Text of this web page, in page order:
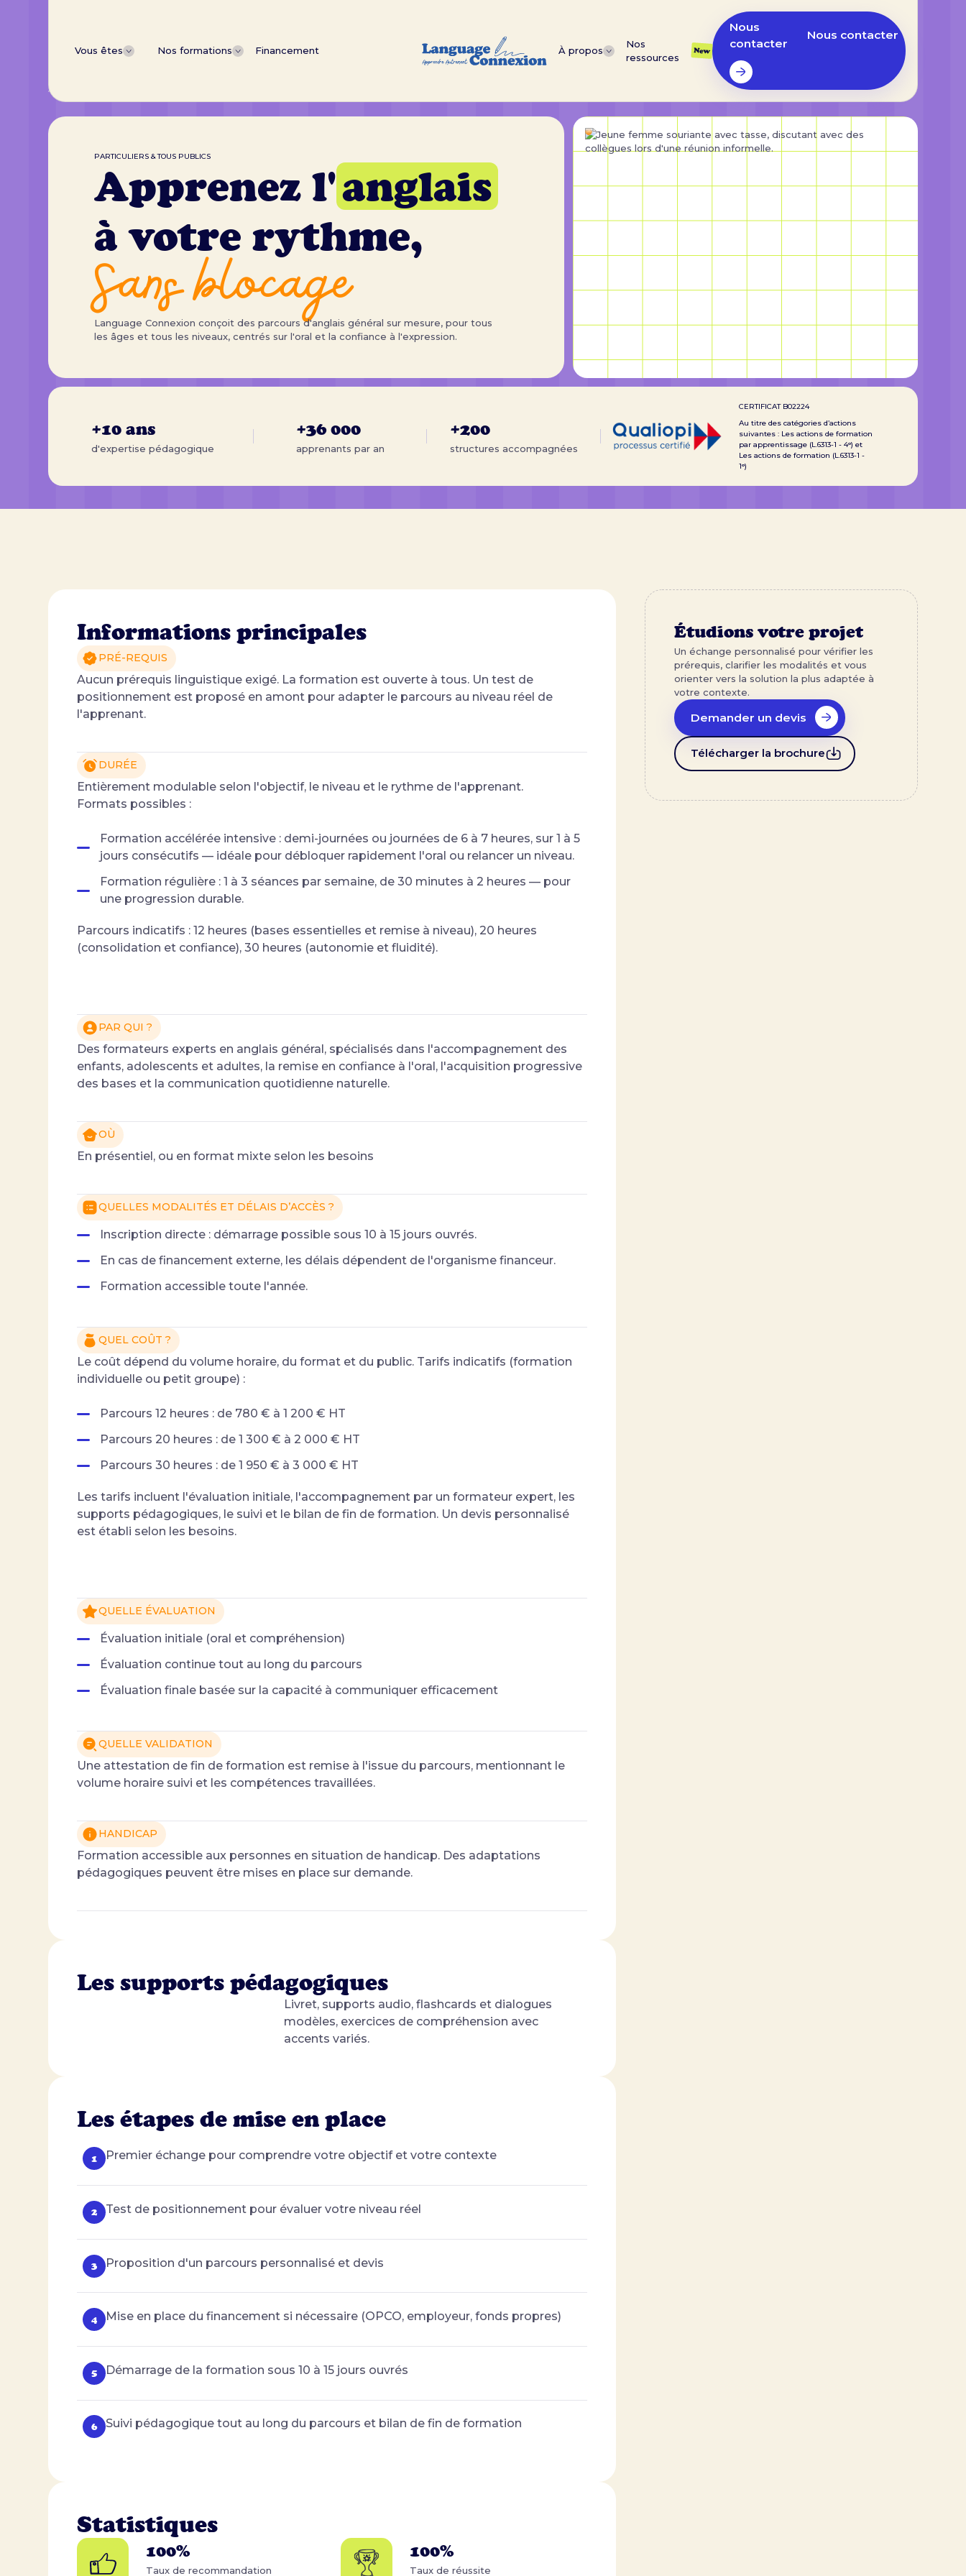
Vous êtes Nos formations Financement À propos
Nos
ressources
New
Nous
contacter
Nous contacter
ACCUEIL
PARTICULIERS & TOUS PUBLICS
Apprenez l'anglais
à votre rythme,
Sans blocage
Language Connexion conçoit des parcours d'anglais général sur mesure, pour tous
les âges et tous les niveaux, centrés sur l'oral et la confiance à l'expression.
+10 ans
d'expertise pédagogique
+36 000
apprenants par an
+200
structures accompagnées
CERTIFICAT B02224
Au titre des catégories d’actions
suivantes : Les actions de formation
par apprentissage (L.6313-1 - 4°) et
Les actions de formation (L.6313-1 -
1°)
Informations principales
PRÉ-REQUIS
Aucun prérequis linguistique exigé. La formation est ouverte à tous. Un test de
positionnement est proposé en amont pour adapter le parcours au niveau réel de
l'apprenant.
DURÉE
Entièrement modulable selon l'objectif, le niveau et le rythme de l'apprenant.
Formats possibles :
Formation accélérée intensive : demi-journées ou journées de 6 à 7 heures, sur 1 à 5
jours consécutifs — idéale pour débloquer rapidement l'oral ou relancer un niveau.
Formation régulière : 1 à 3 séances par semaine, de 30 minutes à 2 heures — pour
une progression durable.
Parcours indicatifs : 12 heures (bases essentielles et remise à niveau), 20 heures
(consolidation et confiance), 30 heures (autonomie et fluidité).
PAR QUI ?
Des formateurs experts en anglais général, spécialisés dans l'accompagnement des
enfants, adolescents et adultes, la remise en confiance à l'oral, l'acquisition progressive
des bases et la communication quotidienne naturelle.
OÙ
En présentiel, ou en format mixte selon les besoins
QUELLES MODALITÉS ET DÉLAIS D’ACCÈS ?
Inscription directe : démarrage possible sous 10 à 15 jours ouvrés.
En cas de financement externe, les délais dépendent de l'organisme financeur.
Formation accessible toute l'année.
QUEL COÛT ?
Le coût dépend du volume horaire, du format et du public. Tarifs indicatifs (formation
individuelle ou petit groupe) :
Parcours 12 heures : de 780 € à 1 200 € HT
Parcours 20 heures : de 1 300 € à 2 000 € HT
Parcours 30 heures : de 1 950 € à 3 000 € HT
Les tarifs incluent l'évaluation initiale, l'accompagnement par un formateur expert, les
supports pédagogiques, le suivi et le bilan de fin de formation. Un devis personnalisé
est établi selon les besoins.
QUELLE ÉVALUATION
Évaluation initiale (oral et compréhension)
Évaluation continue tout au long du parcours
Évaluation finale basée sur la capacité à communiquer efficacement
QUELLE VALIDATION
Une attestation de fin de formation est remise à l'issue du parcours, mentionnant le
volume horaire suivi et les compétences travaillées.
HANDICAP
Formation accessible aux personnes en situation de handicap. Des adaptations
pédagogiques peuvent être mises en place sur demande.
Les supports pédagogiques
Livret, supports audio, flashcards et dialogues
modèles, exercices de compréhension avec
accents variés.
Les étapes de mise en place
Premier échange pour comprendre votre objectif et votre contexte
Test de positionnement pour évaluer votre niveau réel
Proposition d'un parcours personnalisé et devis
Mise en place du financement si nécessaire (OPCO, employeur, fonds propres)
Démarrage de la formation sous 10 à 15 jours ouvrés
Suivi pédagogique tout au long du parcours et bilan de fin de formation
Statistiques
100%
Taux de recommandation
100%
Taux de réussite
Étudions votre projet
Un échange personnalisé pour vérifier les
prérequis, clarifier les modalités et vous
orienter vers la solution la plus adaptée à
votre contexte.
Demander un devis
Télécharger la brochure